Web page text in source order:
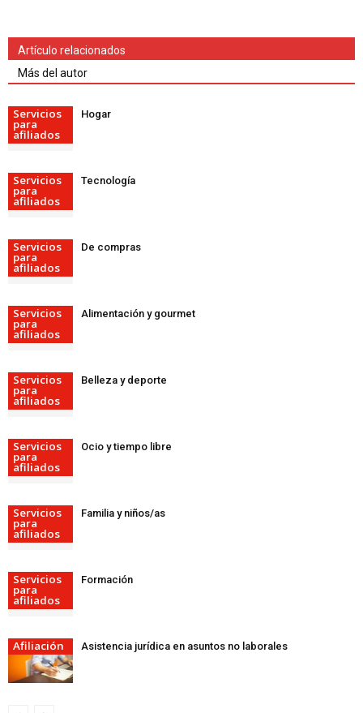
Artículo relacionados
Más del autor
Servicios
para
afiliados
Hogar
Servicios
para
afiliados
Tecnología
Servicios
para
afiliados
De compras
Servicios
para
afiliados
Alimentación y gourmet
Servicios
para
afiliados
Belleza y deporte
Servicios
para
afiliados
Ocio y tiempo libre
Servicios
para
afiliados
Familia y niños/as
Servicios
para
afiliados
Formación
Afiliación Asistencia jurídica en asuntos no laborales